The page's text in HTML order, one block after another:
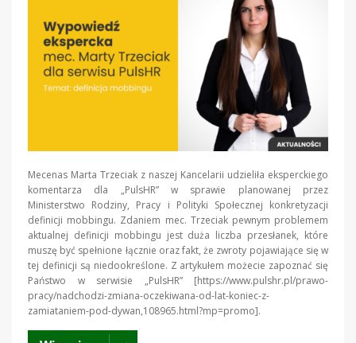
Mecenas Marta Trzeciak z naszej Kancelarii udzieliła eksperckiego
komentarza dla „PulsHR” w sprawie planowanej przez
Ministerstwo Rodziny, Pracy i Polityki Społecznej konkretyzacji
definicji mobbingu. Zdaniem mec. Trzeciak pewnym problemem
aktualnej definicji mobbingu jest duża liczba przesłanek, które
muszę być spełnione łącznie oraz fakt, że zwroty pojawiające się w
tej definicji są niedookreślone. Z artykułem możecie zapoznać się
Państwo w serwisie „PulsHR” [https://www.pulshr.pl/prawo-
pracy/nadchodzi-zmiana-oczekiwana-od-lat-koniec-z-
zamiataniem-pod-dywan,108965.html?mp=promo].